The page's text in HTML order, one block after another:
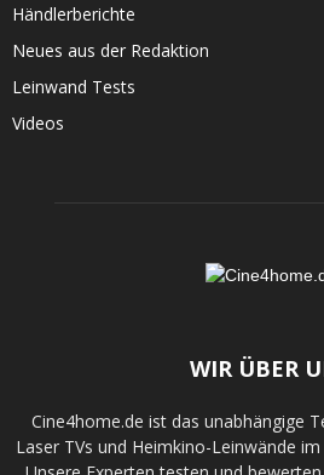
Händlerberichte
Neues aus der Redaktion
Leinwand Tests
Videos
WIR ÜBER
Cine4home.de ist das unabhängige
Laser TVs und Heimkino-Leinwände